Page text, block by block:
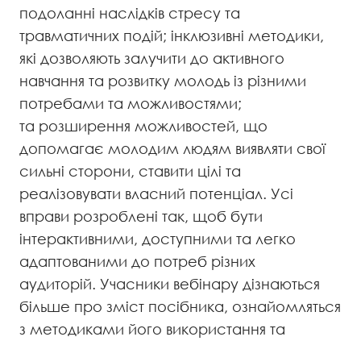
подоланні наслідків стресу та
травматичних подій; інклюзивні методики,
які дозволяють залучити до активного
навчання та розвитку молодь із різними
потребами та можливостями;
та розширення можливостей, що
допомагає молодим людям виявляти свої
сильні сторони, ставити цілі та
реалізовувати власний потенціал. Усі
вправи розроблені так, щоб бути
інтерактивними, доступними та легко
адаптованими до потреб різних
аудиторій. Учасники вебінару дізнаються
більше про зміст посібника, ознайомляться
з методиками його використання та